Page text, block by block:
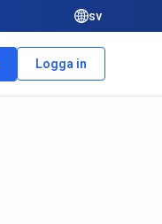
sv
Logga in